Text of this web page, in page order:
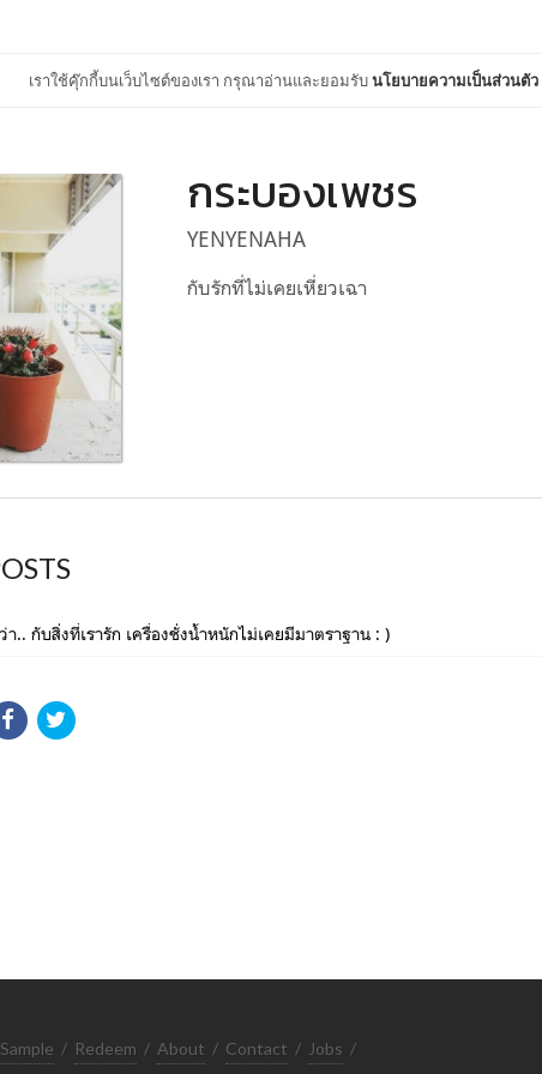
เราใช้คุ๊กกี้บนเว็บไซต์ของเรา กรุณาอ่านและยอมรับนโยบายความเป็นส่วนตัว
กระบองเพชร
YENYENAHA
กับรักที่ไม่เคยเหี่ยวเฉา
า.. กับสิ่งที่เรารัก เครื่องชั่งน้ำหนักไม่เคยมีมาตราฐาน : )
Sample / Redeem / About / Contact / Jobs /